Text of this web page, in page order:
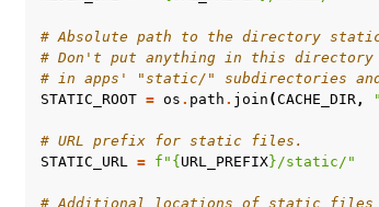
# Absolute path to the directory
# Don't put anything in this
# in apps' "static/" subdirectories and
STATIC_ROOT = os . path . join (CACHE_DIR,
# URL prefix for static files.
STATIC_URL = f " { URL_PREFIX}/static/"
# Additional locations of static files